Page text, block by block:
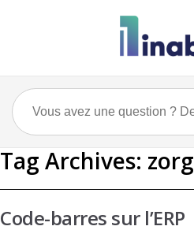
Tag Archives: zorg
Code-barres sur l’ERP